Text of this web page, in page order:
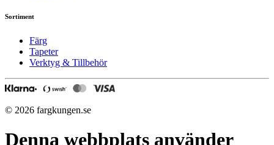
Sortiment
Färg
Tapeter
Verktyg & Tillbehör
© 2026 fargkungen.se
Denna webbplats använder